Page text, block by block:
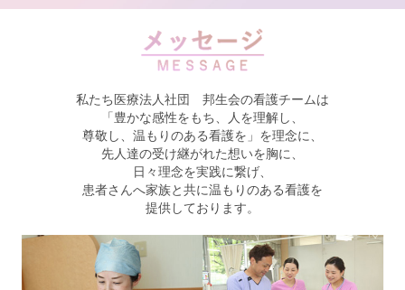
私たち医療法人社団 邦生会の看護チームは
「豊かな感性をもち、人を理解し、
尊敬し、温もりのある看護を」を理念に、
先人達の受け継がれた想いを胸に、
日々理念を実践に繋げ、
患者さんへ家族と共に温もりのある看護を
提供しております。